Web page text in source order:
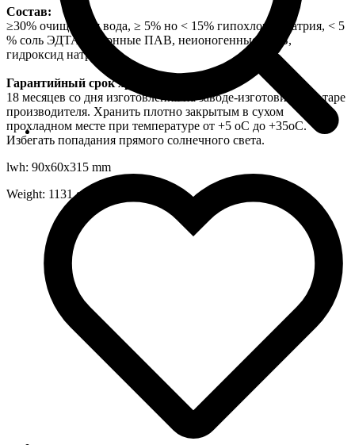
Состав:
≥30% очищенная вода, ≥ 5% но < 15% гипохлорит натрия, < 5
% соль ЭДТА, анионные ПАВ, неионогенные ПАВ,
гидроксид натрия.
Гарантийный срок хранения:
18 месяцев со дня изготовления на заводе-изготовителе в таре
производителя. Хранить плотно закрытым в сухом
прохладном месте при температуре от +5 оС до +35оС.
Избегать попадания прямого солнечного света.
lwh: 90x60x315 mm
Weight: 1131 g